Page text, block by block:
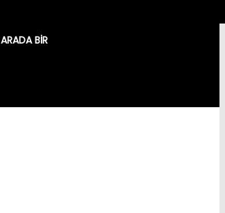
ARADA BIR